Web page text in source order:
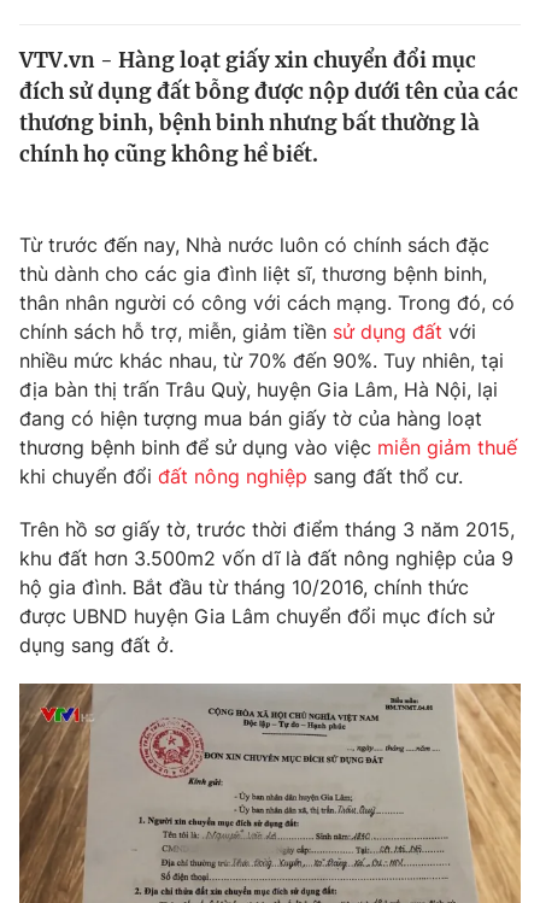
Thế giới
Tin tức
Câu chuyện quốc tế
Thị trường
Góc doanh nghiệp
Dữ liệu và đời sống
Truyền hình
Phim VTV
Hậu trường
Nhân vật
Giải sao mai
Giải trí
Điện ảnh
Âm nhạc
Sao
Đời sống
Làm đẹp
Chất lượng cuộc sống
Giáo dục
Tuyển sinh
Học trực tuyến
Công nghệ
Hitech Công nghệ tương lai
Sản phẩm
Thị trường
Tư vấn
Giao lưu trực tuyến
Lịch phát sóng
Chuyên mục khác
Emagazine Podcast
VTV.vn - Hàng loạt giấy xin chuyển đổi mục
đích sử dụng đất bỗng được nộp dưới tên của các
thương binh, bệnh binh nhưng bất thường là
chính họ cũng không hề biết.
Từ trước đến nay, Nhà nước luôn có chính sách đặc
thù dành cho các gia đình liệt sĩ, thương bệnh binh,
thân nhân người có công với cách mạng. Trong đó, có
chính sách hỗ trợ, miễn, giảm tiền sử dụng đất với
nhiều mức khác nhau, từ 70% đến 90%. Tuy nhiên, tại
địa bàn thị trấn Trâu Quỳ, huyện Gia Lâm, Hà Nội, lại
đang có hiện tượng mua bán giấy tờ của hàng loạt
thương bệnh binh để sử dụng vào việc miễn giảm thuế
khi chuyển đổi đất nông nghiệp sang đất thổ cư.
Trên hồ sơ giấy tờ, trước thời điểm tháng 3 năm 2015,
khu đất hơn 3.500m2 vốn dĩ là đất nông nghiệp của 9
hộ gia đình. Bắt đầu từ tháng 10/2016, chính thức
được UBND huyện Gia Lâm chuyển đổi mục đích sử
dụng sang đất ở.